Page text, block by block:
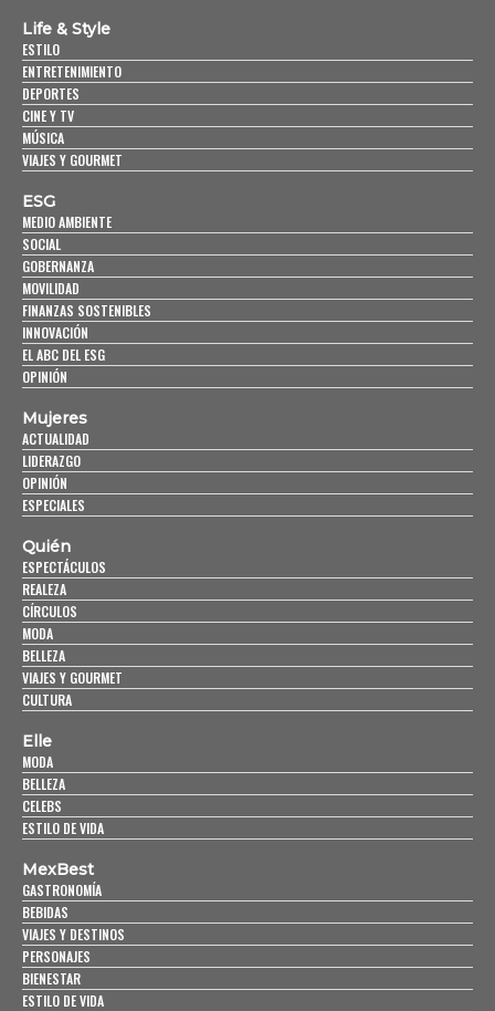
Life & Style
ESTILO
ENTRETENIMIENTO
DEPORTES
CINE Y TV
MÚSICA
VIAJES Y GOURMET
ESG
MEDIO AMBIENTE
SOCIAL
GOBERNANZA
MOVILIDAD
FINANZAS SOSTENIBLES
INNOVACIÓN
EL ABC DEL ESG
OPINIÓN
Mujeres
ACTUALIDAD
LIDERAZGO
OPINIÓN
ESPECIALES
Quién
ESPECTÁCULOS
REALEZA
CÍRCULOS
MODA
BELLEZA
VIAJES Y GOURMET
CULTURA
Elle
MODA
BELLEZA
CELEBS
ESTILO DE VIDA
MexBest
GASTRONOMÍA
BEBIDAS
VIAJES Y DESTINOS
PERSONAJES
BIENESTAR
ESTILO DE VIDA